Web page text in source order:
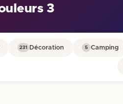
3 couleurs
Camping
5
Décoration
231